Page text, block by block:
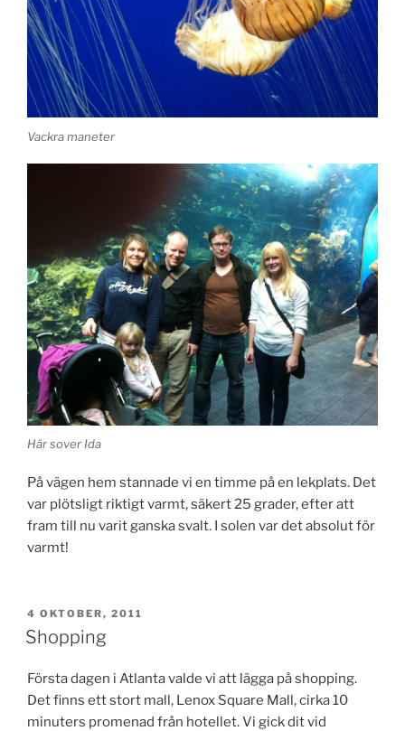
Vackra maneter
Här sover Ida
På vägen hem stannade vi en timme på en lekplats. Det
var plötsligt riktigt varmt, säkert 25 grader, efter att
fram till nu varit ganska svalt. I solen var det absolut för
varmt!
PUBLICERAT
4 OKTOBER, 2011
Shopping
Första dagen i Atlanta valde vi att lägga på shopping.
Det finns ett stort mall, Lenox Square Mall, cirka 10
minuters promenad från hotellet. Vi gick dit vid